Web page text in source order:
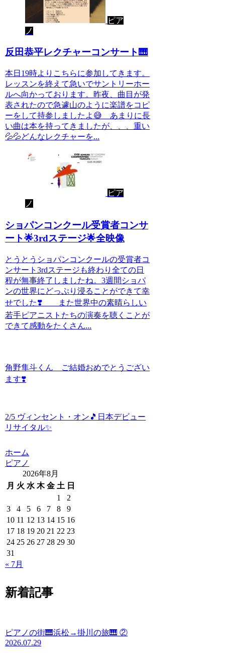
ピア
ノ
反田恭平レクチャーコンサート🎹
本日19時よりこちらに参加してきます。
レッスンを終えて急いでサントリーホー
ルへ向かっております。昨夜、曲目が発
表されたので急遽山のように楽譜をコピ
ーをして持参しましたよ😅 あまりに長
い曲は本を持ってきましたが、、、重い
💦💦どんなレクチャーを...
ピア
ノ
ショパンコンクール受賞者コンサ
ート🌟3rdステージ🌟全映像
とうとうショパンコンクールの受賞者コ
ンサート3rdステージも終わり全ての日
程が無事終了しましたね。3週間ショパ
ンの世界にどっぷり浸ることができて幸
せでした❣️ また世界中の素晴らしい
若手ピアニストたちの演奏を聴くことが
できて感動をたくさん...
角野隼斗くん ご結婚おめでとうござい
ます❣️
2/5 ヴィンセント・オン🎵日本デビュー
リサイタル✨
ホーム
ピアノ
2026年8月
月 火 水 木 金 土 日
1
2
3
4 5 6 7 8
9
10 11 12 13 14 15 16
17 18 19 20 21 22 23
24 25 26 27 28 29 30
31
« 7月
新着記事
ピアノの街🎹浜松→掛川の旅🎹 ②
2026.07.29